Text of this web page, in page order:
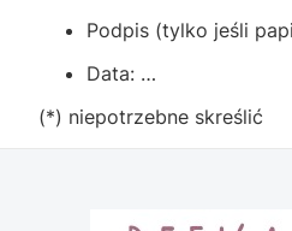
Podpis (tylko jeśli
Data: …
(*) niepotrzebne skreślić